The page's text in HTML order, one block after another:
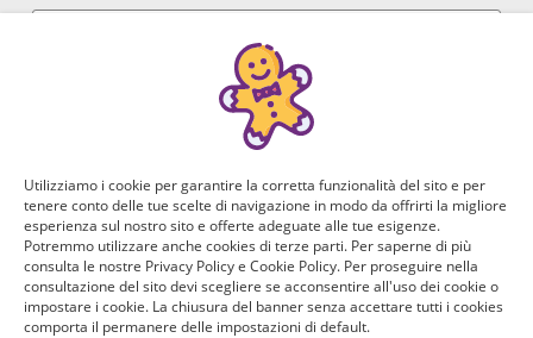
Equitazione
Immersioni/Barca/Vela
Utilizziamo i cookie per garantire la corretta funzionalità del sito e per
tenere conto delle tue scelte di navigazione in modo da offrirti la migliore
esperienza sul nostro sito e offerte adeguate alle tue esigenze.
Potremmo utilizzare anche cookies di terze parti. Per saperne di più
consulta le nostre Privacy Policy e Cookie Policy. Per proseguire nella
consultazione del sito devi scegliere se acconsentire all'uso dei cookie o
impostare i cookie. La chiusura del banner senza accettare tutti i cookies
comporta il permanere delle impostazioni di default.